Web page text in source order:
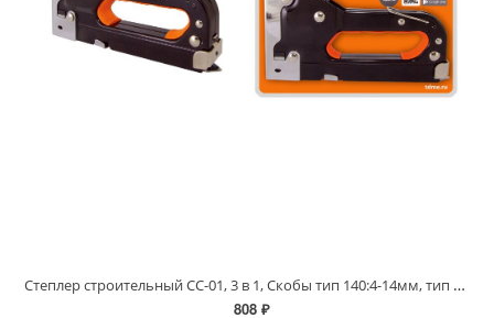
Степлер строительный СС-01, 3 в 1, Скобы тип 140:4-14мм, тип 28:10-12мм, тип 300:12-14мм,"Алмаз" TDM
808 ₽